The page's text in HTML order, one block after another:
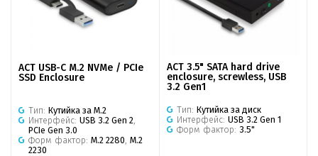
ACT USB-C M.2 NVMe / PCIe
SSD Enclosure
Тип: Кутийка за M.2
Интерфейс: USB 3.2 Gen 2
PCIe Gen 3.0
Форм фактор: M.2 2280 M.2
2230
ACT 3.5" SATA hard drive
enclosure, screwless, USB
3.2 Gen1
Тип: Кутийка за диск
Интерфейс: USB 3.2 Gen 1
Форм фактор: 3.5"